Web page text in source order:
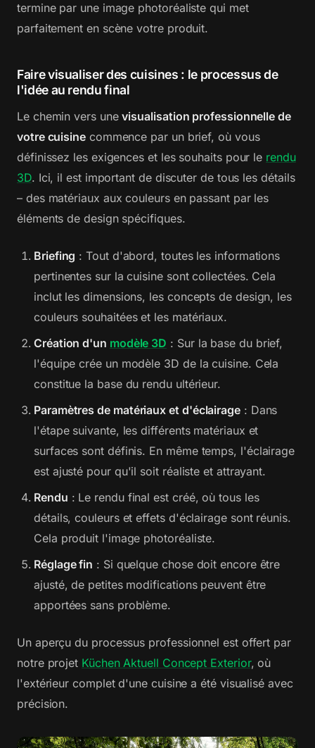
termine par une image photoréaliste qui met
parfaitement en scène votre produit.
Faire visualiser des cuisines : le processus de
l'idée au rendu final
Le chemin vers unevisualisation professionnelle de
votre cuisinecommence par un brief, où vous
définissez les exigences et les souhaits pour le rendu
3D. Ici, il est important de discuter de tous les détails
– des matériaux aux couleurs en passant par les
éléments de design spécifiques.
Briefing : Tout d'abord, toutes les informations
pertinentes sur la cuisine sont collectées. Cela
inclut les dimensions, les concepts de design, les
couleurs souhaitées et les matériaux.
Création d'un modèle 3D : Sur la base du brief,
l'équipe crée un modèle 3D de la cuisine. Cela
constitue la base du rendu ultérieur.
Paramètres de matériaux et d'éclairage: Dans
l'étape suivante, les différents matériaux et
surfaces sont définis. En même temps, l'éclairage
est ajusté pour qu'il soit réaliste et attrayant.
Rendu : Le rendu final est créé, où tous les
détails, couleurs et effets d'éclairage sont réunis.
Cela produit l'image photoréaliste.
Réglage fin : Si quelque chose doit encore être
ajusté, de petites modifications peuvent être
apportées sans problème.
Un aperçu du processus professionnel est offert par
notre projet Küchen Aktuell Concept Exterior, où
l'extérieur complet d'une cuisine a été visualisé avec
précision.